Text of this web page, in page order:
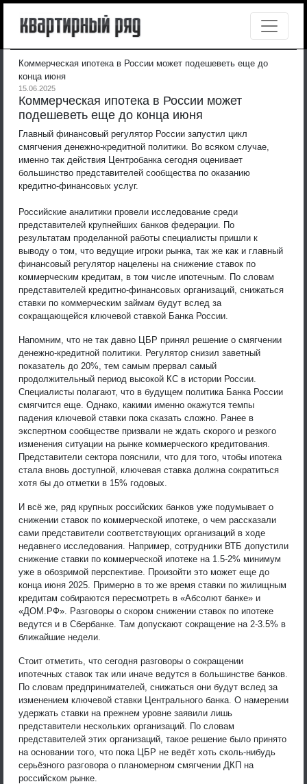
Коммерческая ипотека в России может подешеветь еще до
конца июня
15.06.2025
Коммерческая ипотека в России может
подешеветь еще до конца июня
Главный финансовый регулятор России запустил цикл
смягчения денежно-кредитной политики. Во всяком случае,
именно так действия Центробанка сегодня оценивает
большинство представителей сообщества по оказанию
кредитно-финансовых услуг.
Российские аналитики провели исследование среди
представителей крупнейших банков федерации. По
результатам проделанной работы специалисты пришли к
выводу о том, что ведущие игроки рынка, так же как и главный
финансовый регулятор нацелены на снижение ставок по
коммерческим кредитам, в том числе ипотечным. По словам
представителей кредитно-финансовых организаций, снижаться
ставки по коммерческим займам будут вслед за
сокращающейся ключевой ставкой Банка России.
Напомним, что не так давно ЦБР принял решение о смягчении
денежно-кредитной политики. Регулятор снизил заветный
показатель до 20%, тем самым прервал самый
продолжительный период высокой КС в истории России.
Специалисты полагают, что в будущем политика Банка России
смягчится еще. Однако, какими именно окажутся темпы
падения ключевой ставки пока сказать сложно. Ранее в
экспертном сообществе призвали не ждать скорого и резкого
изменения ситуации на рынке коммерческого кредитования.
Представители сектора пояснили, что для того, чтобы ипотека
стала вновь доступной, ключевая ставка должна сократиться
хотя бы до отметки в 15% годовых.
И всё же, ряд крупных российских банков уже подумывает о
снижении ставок по коммерческой ипотеке, о чем рассказали
сами представители соответствующих организаций в ходе
недавнего исследования. Например, сотрудники ВТБ допустили
снижение ставки по коммерческой ипотеке на 1.5-2% минимум
уже в обозримой перспективе. Произойти это может еще до
конца июня 2025. Примерно в то же время ставки по жилищным
кредитам собираются пересмотреть в «Абсолют банке» и
«ДОМ.РФ». Разговоры о скором снижении ставок по ипотеке
ведутся и в Сбербанке. Там допускают сокращение на 2-3.5% в
ближайшие недели.
Стоит отметить, что сегодня разговоры о сокращении
ипотечных ставок так или иначе ведутся в большинстве банков.
По словам предпринимателей, снижаться они будут вслед за
изменением ключевой ставки Центрального банка. О намерении
удержать ставки на прежнем уровне заявили лишь
представители нескольких организаций. По словам
представителей этих организаций, такое решение было принято
на основании того, что пока ЦБР не ведёт хоть сколь-нибудь
серьёзного разговора о планомерном смягчении ДКП на
российском рынке.